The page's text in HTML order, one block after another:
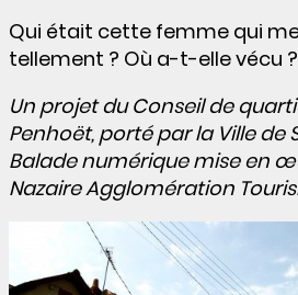
Qui était cette femme qui
tellement ? Où a-t-elle vécu ?
Un projet du Conseil de
Penhoët, porté par la Ville de
Balade numérique mise en
Nazaire Agglomération